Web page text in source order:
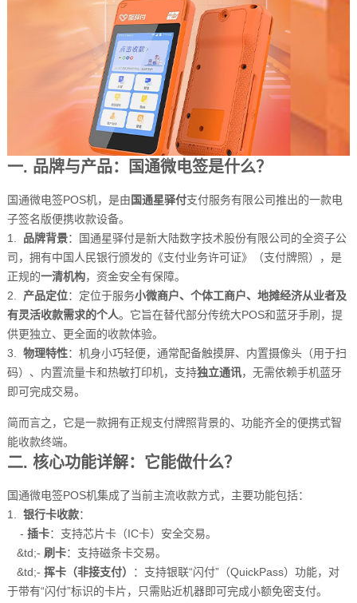
一. 品牌与产品：国通微电签是什么？
国通微电签POS机，是由国通星驿付支付服务有限公司推出的一款电
子签名版便携收款设备。
1. 品牌背景：国通星驿付是新大陆数字技术股份有限公司的全资子公
司，拥有中国人民银行颁发的《支付业务许可证》（支付牌照），是
正规的一清机构，资金安全有保障。
2. 产品定位：定位于服务小微商户、个体工商户、地摊经济从业者及
有灵活收款需求的个人。它旨在替代部分传统大POS和蓝牙手刷，提
供更独立、更全面的收款体验。
3. 物理特性：机身小巧轻便，通常配备触摸屏、内置摄像头（用于扫
码）、内置流量卡和热敏打印机，支持独立通讯，无需依赖手机蓝牙
即可完成交易。
简而言之，它是一款拥有正规支付牌照背景的、功能齐全的便携式智
能收款终端。
二. 核心功能详解：它能做什么？
国通微电签POS机集成了当前主流收款方式，主要功能包括：
1. 银行卡收款：
- 插卡：支持芯片卡（IC卡）安全交易。
&td;- 刷卡：支持磁条卡交易。
&td;- 挥卡（非接支付）
：支持银联“闪付”（QuickPass）功能，对
于带有“闪付”标识的卡片，只需贴近机器即可完成小额免密支付。